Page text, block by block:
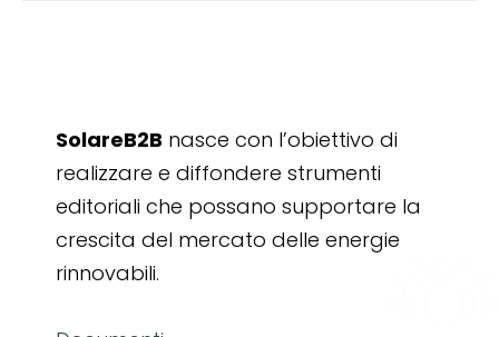
SolareB2B nasce con l’obiettivo di
realizzare e diffondere strumenti
editoriali che possano supportare la
crescita del mercato delle energie
rinnovabili.